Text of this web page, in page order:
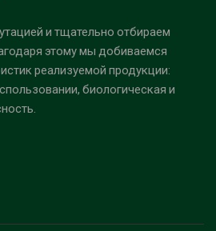
и тщательно отбираем
этому мы добиваемся
реализуемой продукции:
биологическая и